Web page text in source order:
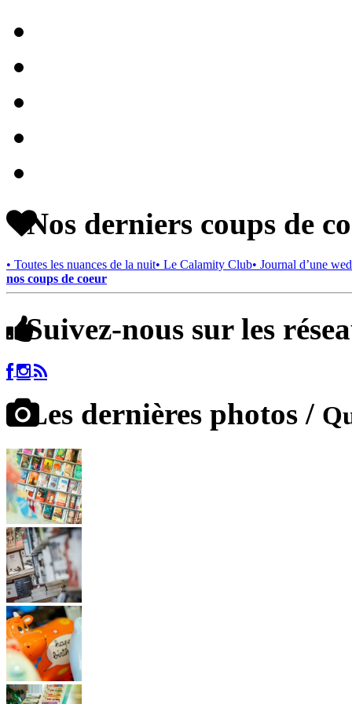
Nos derniers coups de
• Toutes les nuances de la nuit• Le Calamity Club• Journal d’une
nos coups de coeur
Suivez-nous sur les
Les dernières photos /